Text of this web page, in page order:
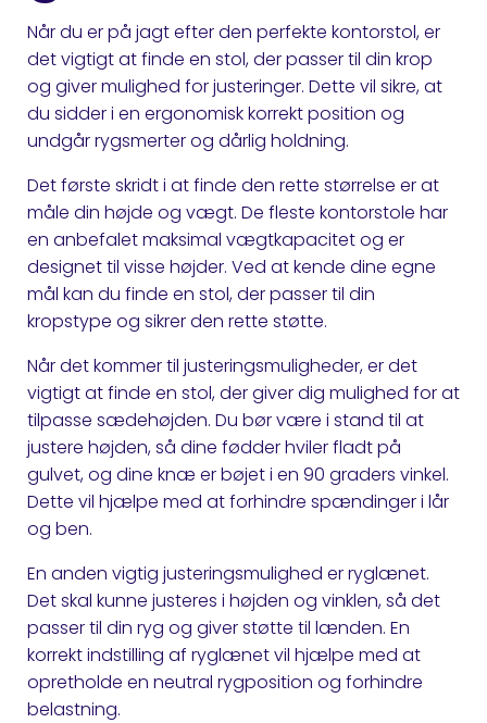
Når du er på jagt efter den perfekte kontorstol, er
det vigtigt at finde en stol, der passer til din krop
og giver mulighed for justeringer. Dette vil sikre, at
du sidder i en ergonomisk korrekt position og
undgår rygsmerter og dårlig holdning.
Det første skridt i at finde den rette størrelse er at
måle din højde og vægt. De fleste kontorstole har
en anbefalet maksimal vægtkapacitet og er
designet til visse højder. Ved at kende dine egne
mål kan du finde en stol, der passer til din
kropstype og sikrer den rette støtte.
Når det kommer til justeringsmuligheder, er det
vigtigt at finde en stol, der giver dig mulighed for at
tilpasse sædehøjden. Du bør være i stand til at
justere højden, så dine fødder hviler fladt på
gulvet, og dine knæ er bøjet i en 90 graders vinkel.
Dette vil hjælpe med at forhindre spændinger i lår
og ben.
En anden vigtig justeringsmulighed er ryglænet.
Det skal kunne justeres i højden og vinklen, så det
passer til din ryg og giver støtte til lænden. En
korrekt indstilling af ryglænet vil hjælpe med at
opretholde en neutral rygposition og forhindre
belastning.